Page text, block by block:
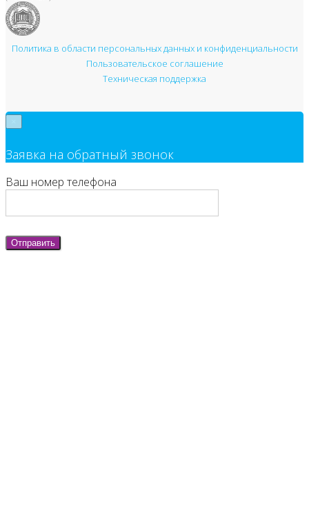
Политика в области персональных данных и конфиденциальности
Пользовательское соглашение
Техническая поддержка
Заявка на обратный звонок
Ваш номер телефона
Отправить